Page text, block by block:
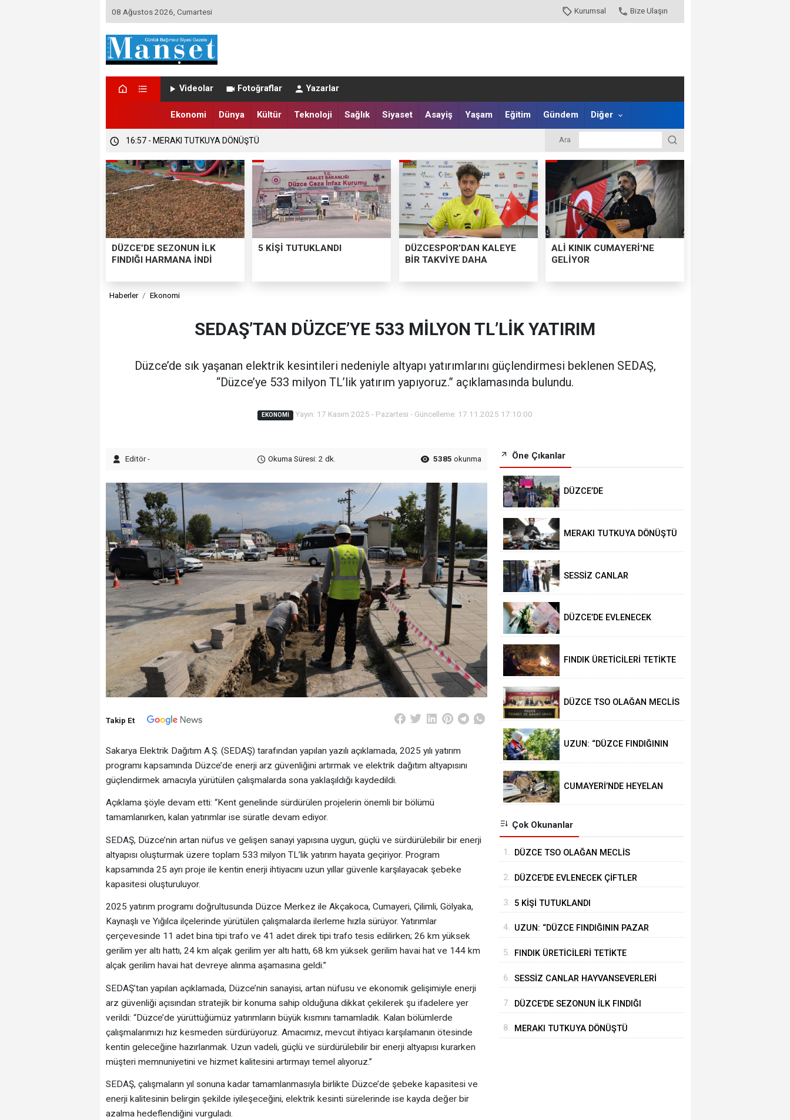
08 Ağustos 2026, Cumartesi Kurumsal Bize Ulaşın
Videolar Fotoğraflar Yazarlar
Ekonomi Dünya Kültür Teknoloji Sağlık Siyaset Asayiş Yaşam Eğitim Gündem Diğer
16:58 - DÜZCE’DE TRABZONSPORLULAR SALAH HEYECANI YAŞADI
16:57 - DÜZCE’DE SEZONUN İLK FINDIĞI HARMANA İNDİ
16:57 - MERAKI TUTKUYA DÖNÜŞTÜ
Ara
DÜZCE’DE SEZONUN İLK
FINDIĞI HARMANA İNDİ
5 KİŞİ TUTUKLANDI
DÜZCESPOR’DAN KALEYE
BİR TAKVİYE DAHA
ALİ KINIK CUMAYERİ'NE
GELİYOR
Haberler Ekonomi
SEDAŞ’TAN DÜZCE’YE 533 MİLYON TL’LİK YATIRIM
Düzce’de sık yaşanan elektrik kesintileri nedeniyle altyapı yatırımlarını güçlendirmesi beklenen SEDAŞ,
“Düzce’ye 533 milyon TL’lik yatırım yapıyoruz.” açıklamasında bulundu.
EKONOMI Yayın: 17 Kasım 2025 - Pazartesi - Güncelleme: 17.11.2025 17:10:00
Editör - Okuma Süresi: 2 dk. 5385 okunma
Takip Et
Sakarya Elektrik Dağıtım A.Ş. (SEDAŞ) tarafından yapılan yazılı açıklamada, 2025 yılı yatırım
programı kapsamında Düzce’de enerji arz güvenliğini artırmak ve elektrik dağıtım altyapısını
güçlendirmek amacıyla yürütülen çalışmalarda sona yaklaşıldığı kaydedildi.
Açıklama şöyle devam etti: “Kent genelinde sürdürülen projelerin önemli bir bölümü
tamamlanırken, kalan yatırımlar ise süratle devam ediyor.
SEDAŞ, Düzce’nin artan nüfus ve gelişen sanayi yapısına uygun, güçlü ve sürdürülebilir bir enerji
altyapısı oluşturmak üzere toplam 533 milyon TL’lik yatırım hayata geçiriyor. Program
kapsamında 25 ayrı proje ile kentin enerji ihtiyacını uzun yıllar güvenle karşılayacak şebeke
kapasitesi oluşturuluyor.
2025 yatırım programı doğrultusunda Düzce Merkez ile Akçakoca, Cumayeri, Çilimli, Gölyaka,
Kaynaşlı ve Yığılca ilçelerinde yürütülen çalışmalarda ilerleme hızla sürüyor. Yatırımlar
çerçevesinde 11 adet bina tipi trafo ve 41 adet direk tipi trafo tesis edilirken; 26 km yüksek
gerilim yer altı hattı, 24 km alçak gerilim yer altı hattı, 68 km yüksek gerilim havai hat ve 144 km
alçak gerilim havai hat devreye alınma aşamasına geldi.”
SEDAŞ’tan yapılan açıklamada, Düzce’nin sanayisi, artan nüfusu ve ekonomik gelişimiyle enerji
arz güvenliği açısından stratejik bir konuma sahip olduğuna dikkat çekilerek şu ifadelere yer
verildi: “Düzce’de yürüttüğümüz yatırımların büyük kısmını tamamladık. Kalan bölümlerde
çalışmalarımızı hız kesmeden sürdürüyoruz. Amacımız, mevcut ihtiyacı karşılamanın ötesinde
kentin geleceğine hazırlanmak. Uzun vadeli, güçlü ve sürdürülebilir bir enerji altyapısı kurarken
müşteri memnuniyetini ve hizmet kalitesini artırmayı temel alıyoruz.”
SEDAŞ, çalışmaların yıl sonuna kadar tamamlanmasıyla birlikte Düzce’de şebeke kapasitesi ve
enerji kalitesinin belirgin şekilde iyileşeceğini, elektrik kesinti sürelerinde ise kayda değer bir
azalma hedeflendiğini vurguladı.
Öne Çıkanlar
DÜZCE’DE
SALAH HEYECANI YAŞADI
MERAKI TUTKUYA DÖNÜŞTÜ
SESSİZ CANLAR
DÜZCE’DE EVLENECEK
FINDIK ÜRETİCİLERİ TETİKTE
DÜZCE TSO OLAĞAN MECLİS
GERÇEKLEŞTİRİLDİ
UZUN: “DÜZCE FINDIĞININ
CUMAYERİ’NDE HEYELAN
Çok Okunanlar
1. DÜZCE TSO OLAĞAN MECLİS
2. DÜZCE’DE EVLENECEK ÇİFTLER
3. 5 KİŞİ TUTUKLANDI
4. UZUN: “DÜZCE FINDIĞININ PAZAR
5. FINDIK ÜRETİCİLERİ TETİKTE
6. SESSİZ CANLAR HAYVANSEVERLERİ
7. DÜZCE’DE SEZONUN İLK FINDIĞI
8. MERAKI TUTKUYA DÖNÜŞTÜ